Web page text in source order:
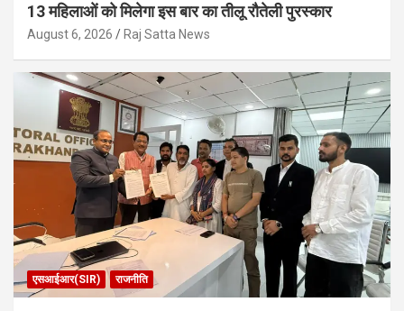
13 महिलाओं को मिलेगा इस बार का तीलू रौतेली पुरस्कार
August 6, 2026 Raj Satta News
एसआईआर(SIR) राजनीति